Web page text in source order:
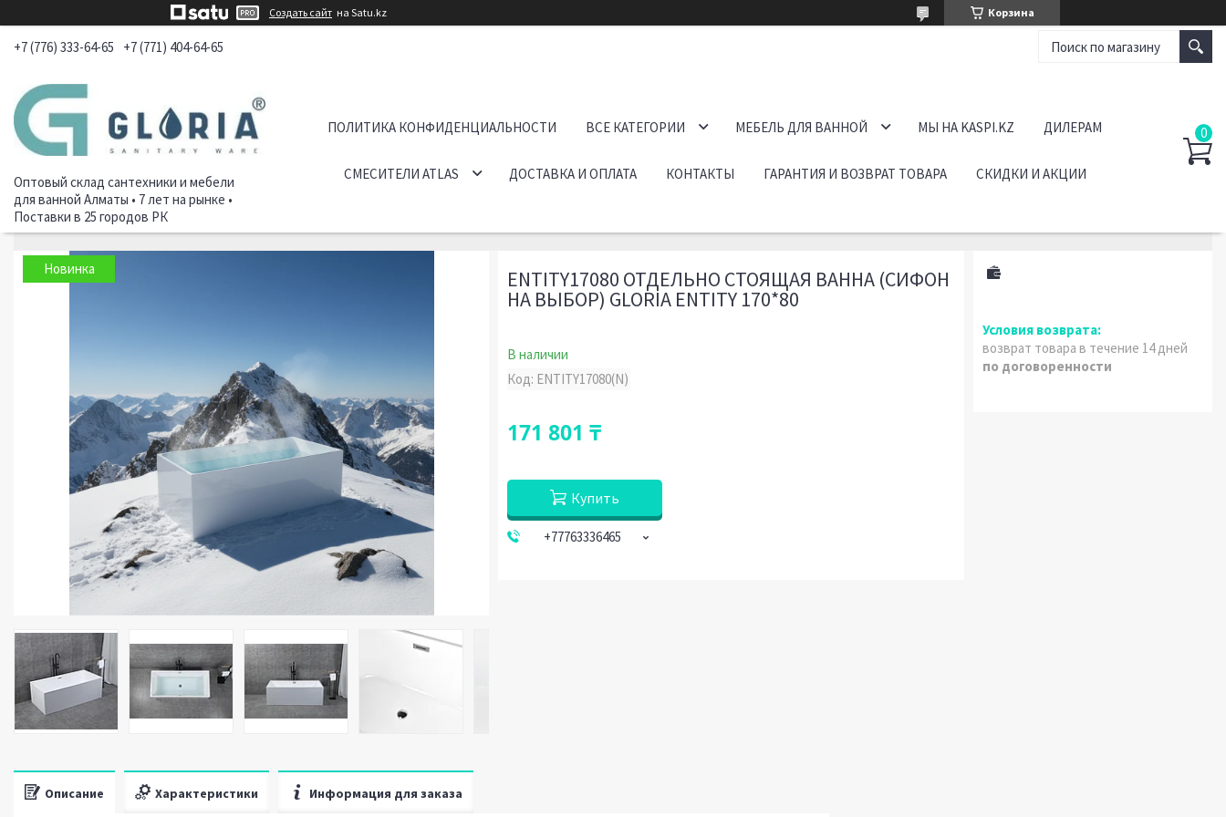
Создать сайт на Satu.kz Корзина
+7 (776) 333-64-65 +7 (771) 404-64-65
Оптовый склад сантехники и мебели
для ванной Алматы • 7 лет на рынке •
Поставки в 25 городов РК
ПОЛИТИКА КОНФИДЕНЦИАЛЬНОСТИ ВСЕ КАТЕГОРИИ МЕБЕЛЬ ДЛЯ ВАННОЙ МЫ НА KASPI.KZ ДИЛЕРАМ
СМЕСИТЕЛИ ATLAS ДОСТАВКА И ОПЛАТА КОНТАКТЫ ГАРАНТИЯ И ВОЗВРАТ ТОВАРА СКИДКИ И АКЦИИ
Новинка ENTITY17080 ОТДЕЛЬНО СТОЯЩАЯ ВАННА (СИФОН
НА ВЫБОР) GLORIA ENTITY 170*80
В наличии
Код: ENTITY17080(N)
171 801 ₸
Купить
+77763336465
возврат товара в течение 14 дней
по договоренности
Описание Характеристики Информация для заказа